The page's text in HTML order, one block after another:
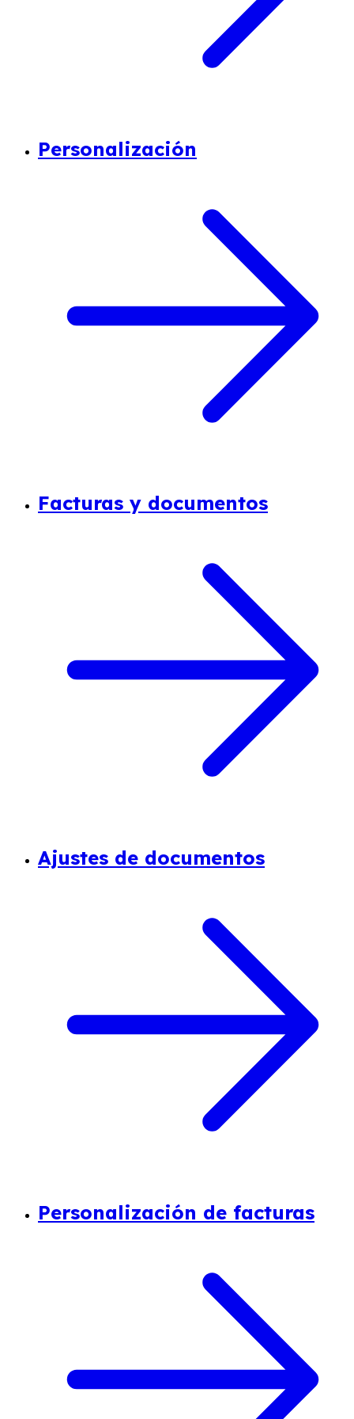
Personalización
Facturas y documentos
Ajustes de documentos
Personalización de facturas